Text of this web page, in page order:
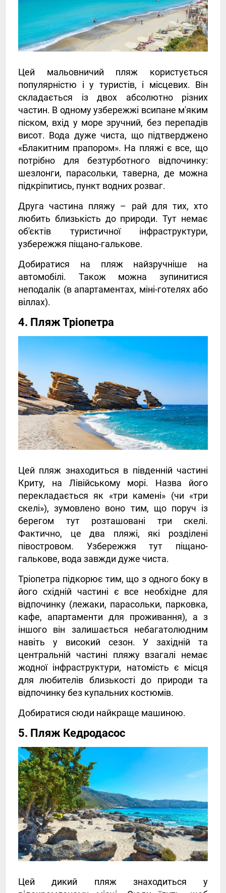
Цей мальовничий пляж користується
популярністю і у туристів, і місцевих. Він
складається із двох абсолютно різних
частин. В одному узбережжі всипане м'яким
піском, вхід у море зручний, без перепадів
висот. Вода дуже чиста, що підтверджено
«Блакитним прапором». На пляжі є все, що
потрібно для безтурботного відпочинку:
шезлонги, парасольки, таверна, де можна
підкріпитись, пункт водних розваг.
Друга частина пляжу – рай для тих, хто
любить близькість до природи. Тут немає
об'єктів туристичної інфраструктури,
узбережжя піщано-галькове.
Добиратися на пляж найзручніше на
автомобілі. Також можна зупинитися
неподалік (в апартаментах, міні-готелях або
віллах).
4. Пляж Тріопетра
Цей пляж знаходиться в південній частині
Криту, на Лівійському морі. Назва його
перекладається як «три камені» (чи «три
скелі»), зумовлено воно тим, що поруч із
берегом тут розташовані три скелі.
Фактично, це два пляжі, які розділені
півостровом. Узбережжя тут піщано-
галькове, вода завжди дуже чиста.
Тріопетра підкорює тим, що з одного боку в
його східній частині є все необхідне для
відпочинку (лежаки, парасольки, парковка,
кафе, апартаменти для проживання), а з
іншого він залишається небагатолюдним
навіть у високий сезон. У західній та
центральній частині пляжу взагалі немає
жодної інфраструктури, натомість є місця
для любителів близькості до природи та
відпочинку без купальних костюмів.
Добиратися сюди найкраще машиною.
5. Пляж Кедродасос
Цей дикий пляж знаходиться у